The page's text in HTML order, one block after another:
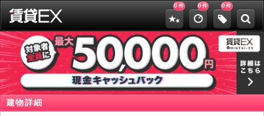
0 件 0件 0件
建物詳細